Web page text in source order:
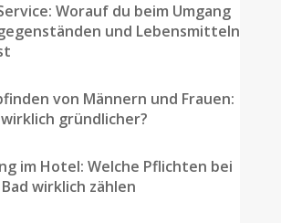
Worauf du beim Umgang
und Lebensmitteln
von Männern und Frauen:
gründlicher?
im Hotel: Welche Pflichten bei
wirklich zählen